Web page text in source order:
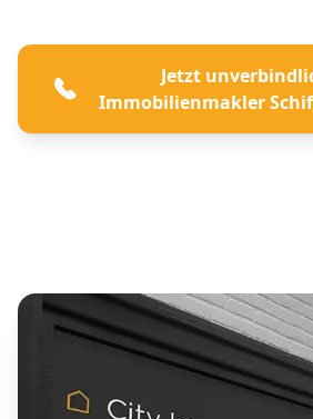
Jetzt
Immobilienmakler
lassen